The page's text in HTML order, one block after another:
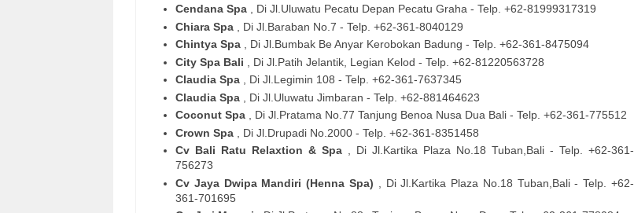
Cendana Spa
, Di Jl.Uluwatu Pecatu Depan Pecatu Graha - Telp. +62-81999317319
Chiara Spa
, Di Jl.Baraban No.7 - Telp. +62-361-8040129
Chintya Spa
, Di Jl.Bumbak Be Anyar Kerobokan Badung - Telp. +62-361-8475094
City Spa Bali
, Di Jl.Patih Jelantik, Legian Kelod - Telp. +62-81220563728
Claudia Spa
, Di Jl.Legimin 108 - Telp. +62-361-7637345
Claudia Spa
, Di Jl.Uluwatu Jimbaran - Telp. +62-881464623
Coconut Spa
, Di Jl.Pratama No.77 Tanjung Benoa Nusa Dua Bali - Telp. +62-361-775512
Crown Spa
, Di Jl.Drupadi No.2000 - Telp. +62-361-8351458
Cv Bali Ratu Relaxtion & Spa
, Di Jl.Kartika Plaza No.18 Tuban,Bali - Telp. +62-361-
756273
Cv Jaya Dwipa Mandiri (Henna Spa)
, Di Jl.Kartika Plaza No.18 Tuban,Bali - Telp. +62-
361-701695